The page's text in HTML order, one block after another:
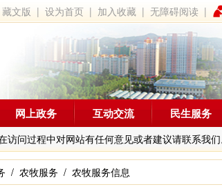
藏文版 |设为首页 | 加入收藏 |无障碍阅读 |
问过程中对网站有任何意见或者建议请联系我们
网上政务 互动交流 民生服务
/ 农牧服务 / 农牧服务信息